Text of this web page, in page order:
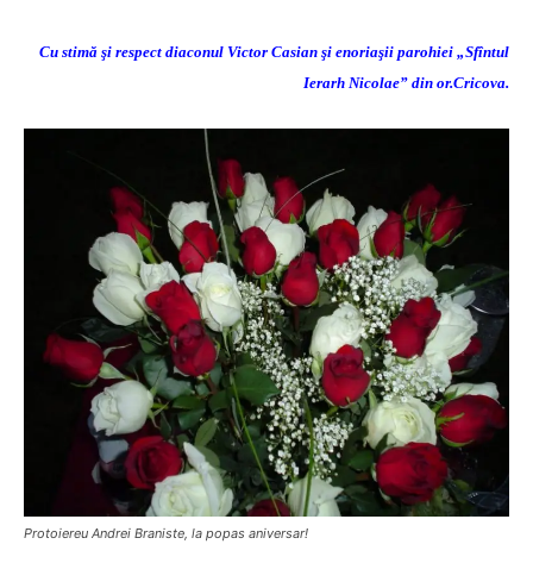
Cu stimă şi respect diaconul Victor Casian şi enoriaşii parohiei „Sfîntul
Ierarh Nicolae” din or.Cricova.
Protoiereu Andrei Braniste, la popas aniversar!